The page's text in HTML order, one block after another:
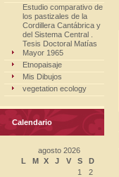
Estudio comparativo de
los pastizales de la
Cordillera Cantábrica y
del Sistema Central .
Tesis Doctoral Matías
Mayor 1965
Etnopaisaje
Mis Dibujos
vegetation ecology
Calendario
agosto 2026
L
M X J V S
D
1
2